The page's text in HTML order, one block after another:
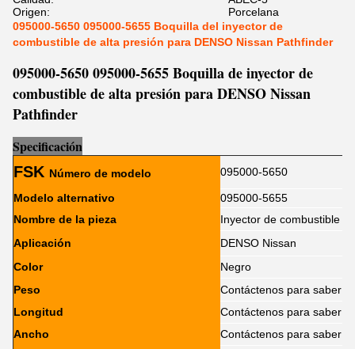
Origen:
Porcelana
095000-5650 095000-5655 Boquilla del inyector de
combustible de alta presión para DENSO Nissan Pathfinder
095000-5650 095000-5655 Boquilla de inyector de
combustible de alta presión para DENSO Nissan
Pathfinder
Specificación
FSK Número de modelo 095000-5650
Modelo alternativo
095000-5655
Nombre de la pieza
Inyector de combustible
Aplicación
DENSO Nissan
Color
Negro
Peso
Contáctenos para saber
Longitud
Contáctenos para saber
Ancho
Contáctenos para saber